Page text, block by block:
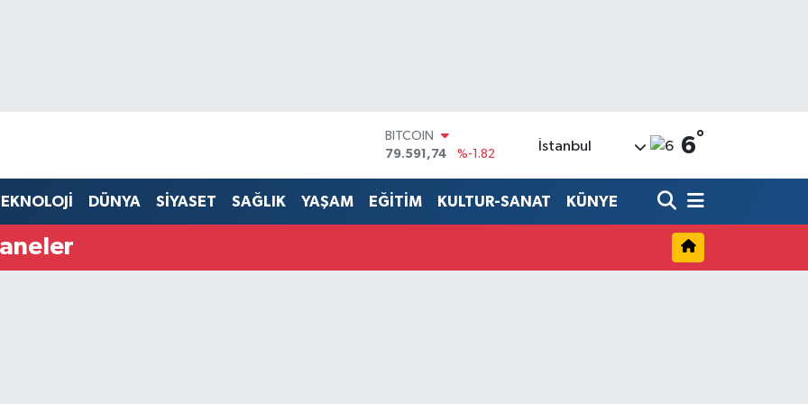
BITCOIN
79.591,74
%-1.82
45,43620
EURO
53,38690
%0.19
İstanbul 6°
DÜNYA SİYASET SAĞLIK YAŞAM EĞİTİM KULTUR-SANAT KÜNYE